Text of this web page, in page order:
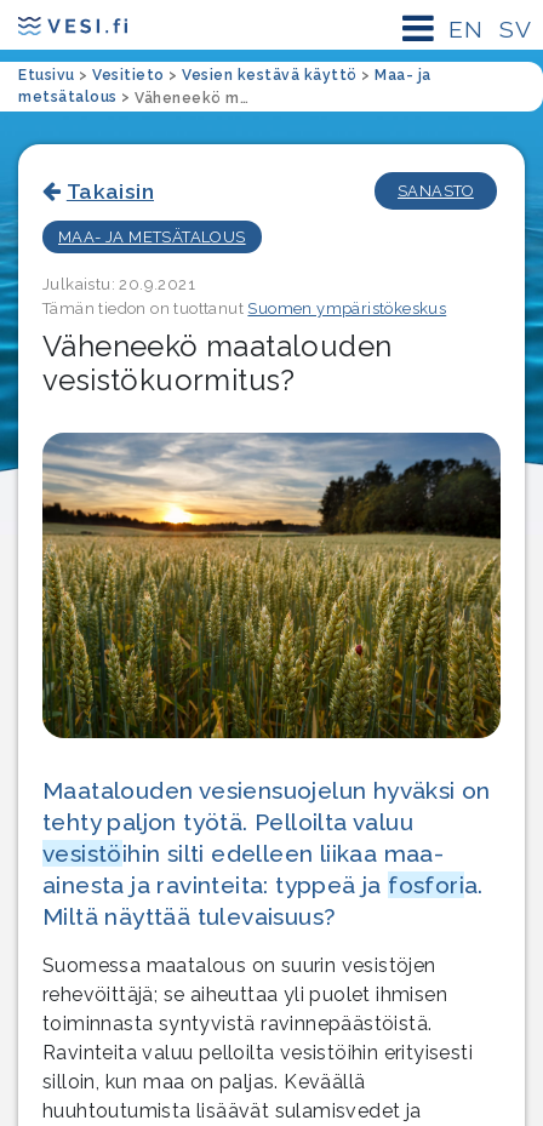
SV
EN
Etusivu > Vesitieto > Vesien kestävä käyttö > Maa- ja
metsätalous > Väheneekö maatalouden vesistökuormitus?
Takaisin
MAA- JA METSÄTALOUS
Julkaistu: 20.9.2021
Tämän tiedon on tuottanut Suomen ympäristökeskus
Väheneekö maatalouden
vesistökuormitus?
Maatalouden vesiensuojelun hyväksi on
tehty paljon työtä. Pelloilta valuu
vesistöihin silti edelleen liikaa maa-
ainesta ja ravinteita: typpeä ja fosforia.
Miltä näyttää tulevaisuus?
Suomessa maatalous on suurin vesistöjen
rehevöittäjä; se aiheuttaa yli puolet ihmisen
toiminnasta syntyvistä ravinnepäästöistä.
Ravinteita valuu pelloilta vesistöihin erityisesti
silloin, kun maa on paljas. Keväällä
huuhtoutumista lisäävät sulamisvedet ja
SANASTO